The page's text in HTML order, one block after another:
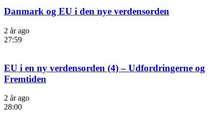
Danmark og EU i den nye verdensorden
2 år ago
27:59
EU i en ny verdensorden (4) – Udfordringerne og
Fremtiden
2 år ago
28:00